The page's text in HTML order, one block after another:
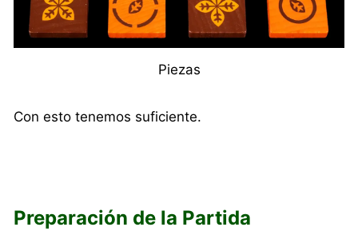
Piezas
Con esto tenemos suficiente.
Preparación de la Partida